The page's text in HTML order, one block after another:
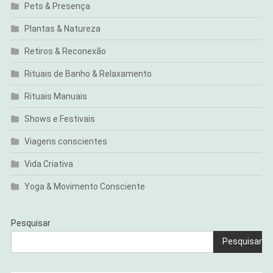
Pets & Presença
Plantas & Natureza
Retiros & Reconexão
Rituais de Banho & Relaxamento
Rituais Manuais
Shows e Festivais
Viagens conscientes
Vida Criativa
Yoga & Movimento Consciente
Pesquisar
Pesquisar